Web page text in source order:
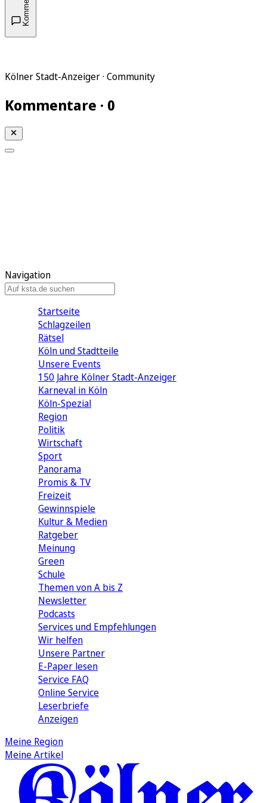
Kölner Stadt-Anzeiger · Community
Kommentare · 0
Navigation
Startseite
Schlagzeilen
Rätsel
Köln und Stadtteile
Unsere Events
150 Jahre Kölner Stadt-Anzeiger
Karneval in Köln
Köln-Spezial
Region
Politik
Wirtschaft
Sport
Panorama
Promis & TV
Freizeit
Gewinnspiele
Kultur & Medien
Ratgeber
Meinung
Green
Schule
Themen von A bis Z
Newsletter
Podcasts
Services und Empfehlungen
Wir helfen
Unsere Partner
E-Paper lesen
Service FAQ
Online Service
Leserbriefe
Anzeigen
Meine Region
Meine Artikel